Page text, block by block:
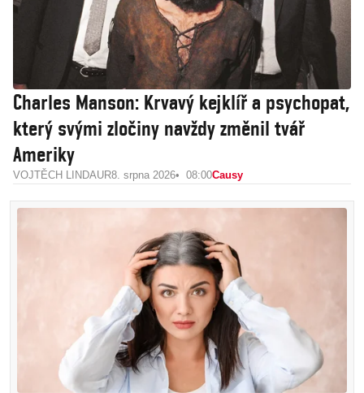
Charles Manson: Krvavý kejklíř a psychopat,
který svými zločiny navždy změnil tvář
Ameriky
VOJTĚCH LINDAUR8. srpna 2026 08:00Causy